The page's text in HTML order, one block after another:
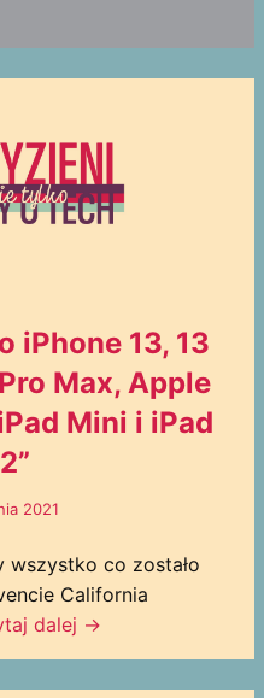
iPhone 13, 13
Max, Apple
Mini i iPad
2021
wszystko co zostało
California
dalej →